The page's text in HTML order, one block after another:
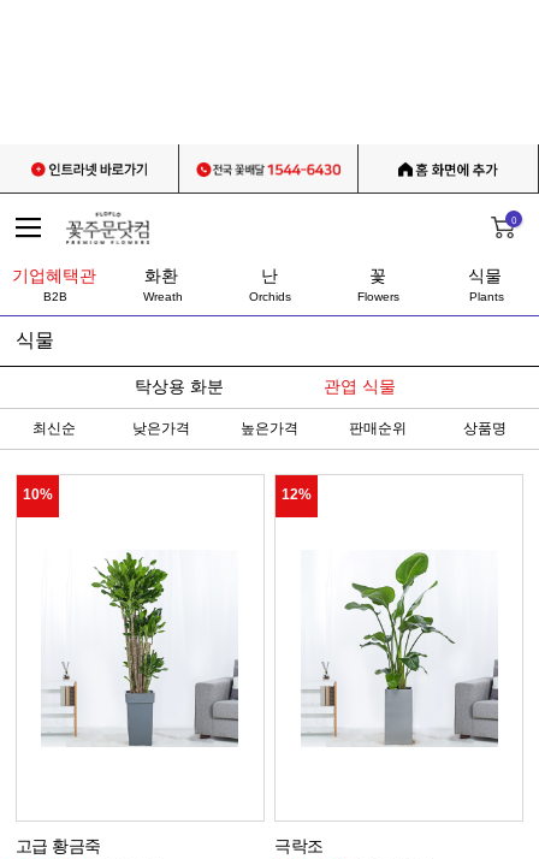
0
기업혜택관
B2B
화환
Wreath
난
Orchids
꽃
Flowers
식물
Plants
식물
탁상용 화분 관엽 식물
최신순 낮은가격 높은가격 판매순위 상품명
10%
고급 황금죽
12%
극락조